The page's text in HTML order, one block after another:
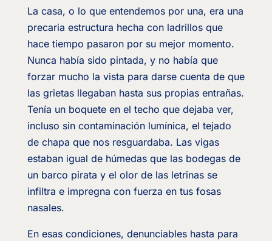
La casa, o lo que entendemos por una, era una
precaria estructura hecha con ladrillos que
hace tiempo pasaron por su mejor momento.
Nunca había sido pintada, y no había que
forzar mucho la vista para darse cuenta de que
las grietas llegaban hasta sus propias entrañas.
Tenía un boquete en el techo que dejaba ver,
incluso sin contaminación lumínica, el tejado
de chapa que nos resguardaba. Las vigas
estaban igual de húmedas que las bodegas de
un barco pirata y el olor de las letrinas se
infiltra e impregna con fuerza en tus fosas
nasales.
En esas condiciones, denunciables hasta para